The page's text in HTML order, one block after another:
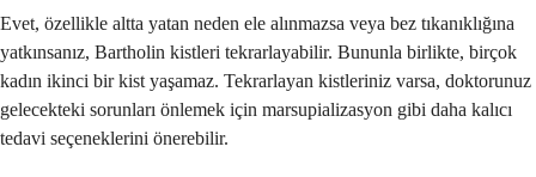
Evet, özellikle altta yatan neden ele alınmazsa veya bez tıkanıklığına
yatkınsanız, Bartholin kistleri tekrarlayabilir. Bununla birlikte, birçok
kadın ikinci bir kist yaşamaz. Tekrarlayan kistleriniz varsa, doktorunuz
gelecekteki sorunları önlemek için marsupializasyon gibi daha kalıcı
tedavi seçeneklerini önerebilir.